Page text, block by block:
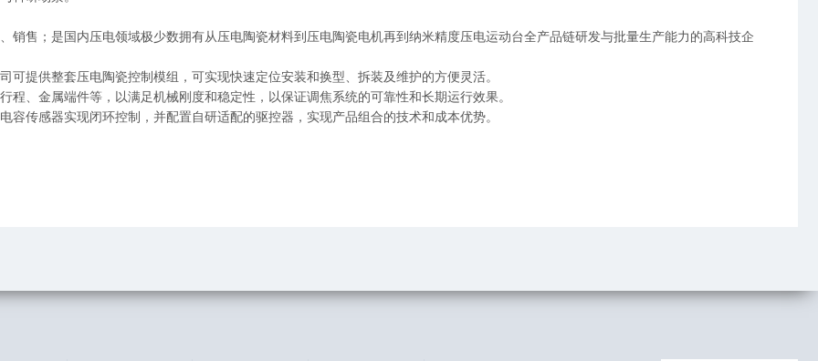
销售；是国内压电领域极少数拥有从压电陶瓷材料到压电陶瓷电机再到纳米精度压电运动台全产品链研发与批量生产能力的高科技企
提供整套压电陶瓷控制模组，可实现快速定位安装和换型、拆装及维护的方便灵活。
、金属端件等，以满足机械刚度和稳定性，以保证调焦系统的可靠性和长期运行效果。
传感器实现闭环控制，并配置自研适配的驱控器，实现产品组合的技术和成本优势。